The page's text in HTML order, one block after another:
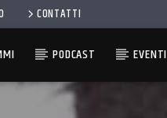
CONTATTI
PODCAST EVENTI